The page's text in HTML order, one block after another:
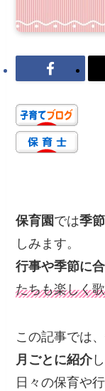
保育園では季節
しみます。
行事や季節に
たちも楽しく
この記事では、
月ごとに紹介
日々の保育や